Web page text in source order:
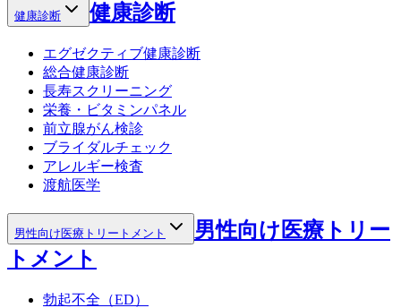
健康診断 健康診断
エグゼクティブ健康診断
総合健康診断
長寿スクリーニング
栄養・ビタミンパネル
前立腺がん検診
ブライダルチェック
アレルギー検査
渡航医学
男性向け医療トリートメント
男性向け医療トリー
トメント
勃起不全（ED）